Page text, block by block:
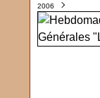
Mai(6)
Avril (3)
2006
Décembre(3)
Octobre (8)
Août(6)